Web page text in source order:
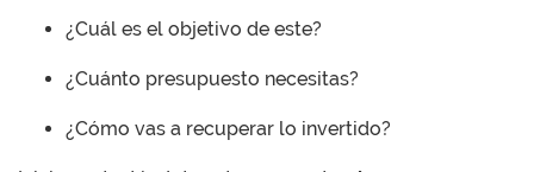
¿Cuál es el objetivo de este?
¿Cuánto presupuesto necesitas?
¿Cómo vas a recuperar lo invertido?